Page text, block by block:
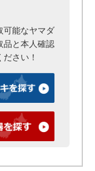
可能なヤマダ
品と本人確認
さい！